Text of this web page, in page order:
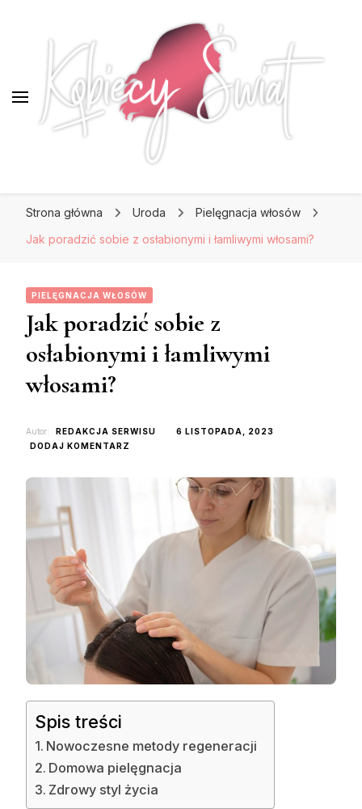
KobiecySwiat.pl
Prawdziwa strona dla Pań, które lubią być na
czasie z modą i najnowszymi trendami.
Strona główna Uroda
Pielęgnacja włosów
Jak poradzić sobie z osłabionymi i łamliwymi włosami?
PIELĘGNACJA WŁOSÓW
Jak poradzić sobie z
osłabionymi i łamliwymi
włosami?
Autor: REDAKCJA SERWISU
6 LISTOPADA, 2023
DODAJ KOMENTARZ
OSŁABIONYMI
ŁAMLIWYMI
WŁOSAMI?
Spis treści
Nowoczesne metody regeneracji
Domowa pielęgnacja
Zdrowy styl życia